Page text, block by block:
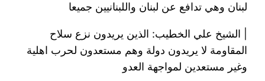
لبنان وهي تدافع عن لبنان واللبنانيين جميعا
| الشيخ علي الخطيب: الذين يريدون نزع سلاح
المقاومة لا يريدون دولة وهم مستعدون لحرب اهلية
وغير مستعدين لمواجهة العدو